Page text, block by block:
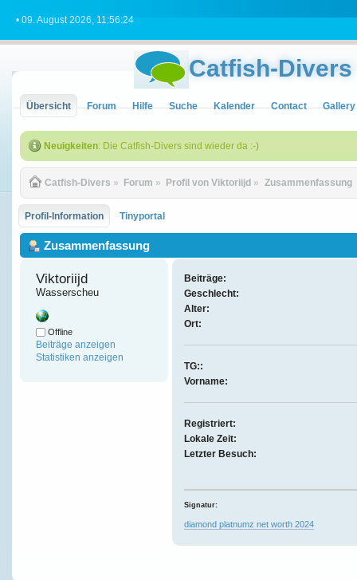
• 09. August 2026, 11:56:24
Catfish-Divers
Übersicht Forum Hilfe Suche Kalender Contact Gallery
Neuigkeiten: Die Catfish-Divers sind wieder da :-)
Catfish-Divers » Forum » Profil von Viktoriijd » Zusammenfassung
Profil-Information Tinyportal
Zusammenfassung
Viktoriijd
Wasserscheu
Offline
Beiträge anzeigen
Statistiken anzeigen
Beiträge:
Geschlecht:
Alter:
Ort:
TG::
Vorname:
Registriert:
Lokale Zeit:
Letzter Besuch:
Signatur:
diamond platnumz net worth 2024